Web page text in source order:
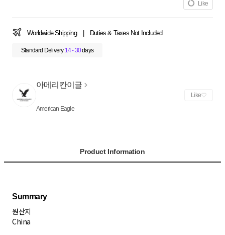
Like
Worldwide Shipping Duties & Taxes Not Included
Standard Delivery 14 - 30days
아메리칸이글
American Eagle
Like
Product Information
Summary
원산지
China